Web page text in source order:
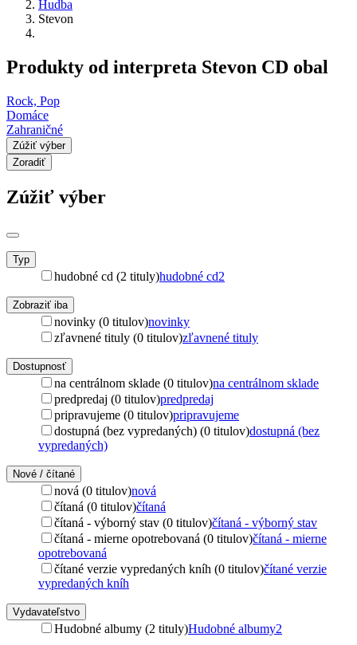
Hudba
Stevon
Produkty od interpreta Stevon CD obal
Rock, Pop
Domáce
Zahraničné
Zúžiť výber
Zoradiť
Zúžiť výber
Typ
hudobné cd (2 tituly)hudobné cd2
Zobraziť iba
novinky (0 titulov)novinky
zľavnené tituly (0 titulov)zľavnené tituly
Dostupnosť
na centrálnom sklade (0 titulov)na centrálnom sklade
predpredaj (0 titulov)predpredaj
pripravujeme (0 titulov)pripravujeme
dostupná (bez vypredaných) (0 titulov)dostupná (bez
vypredaných)
Nové / čítané
nová (0 titulov)nová
čítaná (0 titulov)čítaná
čítaná - výborný stav (0 titulov)čítaná - výborný stav
čítaná - mierne opotrebovaná (0 titulov)čítaná - mierne
opotrebovaná
čítané verzie vypredaných kníh (0 titulov)čítané verzie
vypredaných kníh
Vydavateľstvo
Hudobné albumy (2 tituly)Hudobné albumy2